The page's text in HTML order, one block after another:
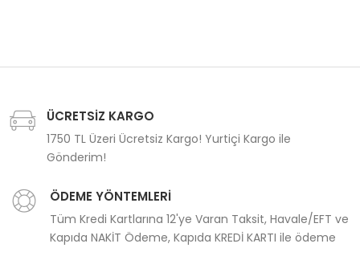
ÜCRETSİZ KARGO
1750 TL Üzeri Ücretsiz Kargo! Yurtiçi Kargo ile
Gönderim!
ÖDEME YÖNTEMLERİ
Tüm Kredi Kartlarına 12'ye Varan Taksit, Havale/EFT ve
Kapıda NAKİT Ödeme, Kapıda KREDİ KARTI ile ödeme